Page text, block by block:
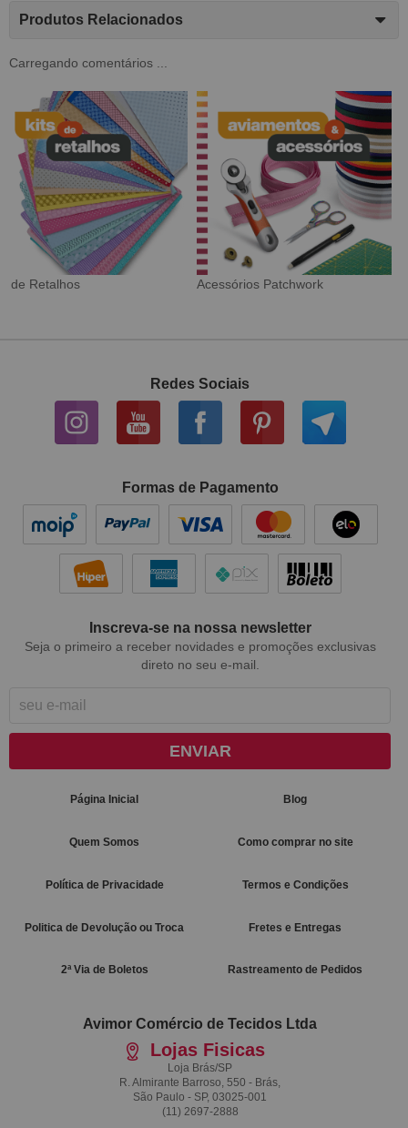
Produtos Relacionados
Carregando comentários ...
Tecido Digital Sarja Impermeável
Redes Sociais
Formas de Pagamento
Inscreva-se na nossa newsletter
Seja o primeiro a receber novidades e promoções exclusivas
direto no seu e-mail.
ENVIAR
Página Inicial Blog
Quem Somos Como comprar no site
Política de Privacidade Termos e Condições
Politica de Devolução ou Troca Fretes e Entregas
2ª Via de Boletos Rastreamento de Pedidos
Avimor Comércio de Tecidos Ltda
Lojas Fisicas
Loja Brás/SP
R. Almirante Barroso, 550 - Brás,
São Paulo - SP, 03025-001
(11) 2697-2888